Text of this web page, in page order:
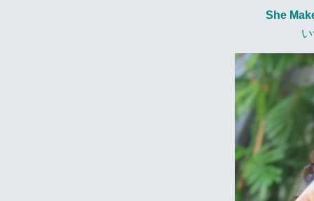
She